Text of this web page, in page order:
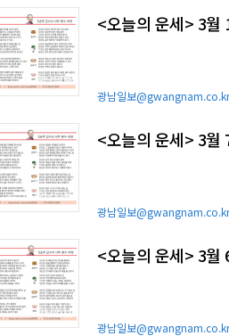
<오늘의 운세> 3월
광남일보
<오늘의 운세> 3월
광남일보
<오늘의 운세> 3월
광남일보